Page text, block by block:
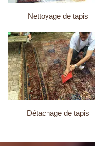
Nettoyage de tapis
Détachage de tapis